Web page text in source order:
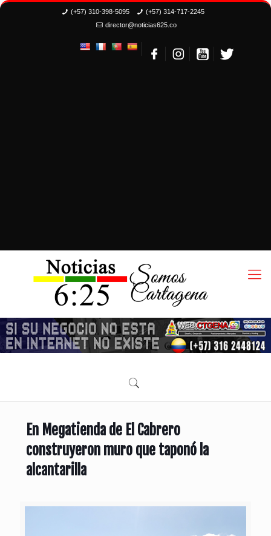
(+57) 310-398-5095
(+57) 314-717-2245
director@noticias625.co
En Megatienda de El Cabrero
construyeron muro que taponó la
alcantarilla